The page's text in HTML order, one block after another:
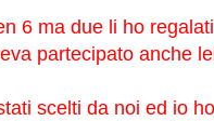
6 ma due li ho
partecipato anche
scelti da noi ed io